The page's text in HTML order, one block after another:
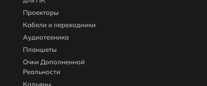
Проекторы
Кабели и переходники
Аудиотехника
Планшеты
Очки Дополненной
Реальности
Кальяны